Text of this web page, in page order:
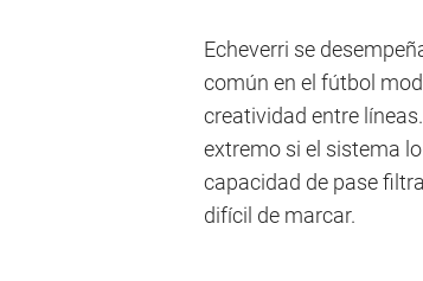
Echeverri se
común en el fútbol
creatividad entre
extremo si el sistema
capacidad de pase
difícil de marcar.